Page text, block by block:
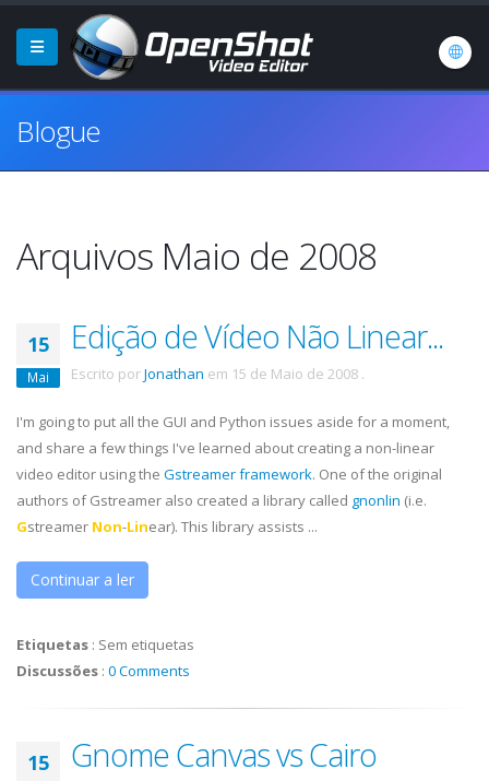
Blogue
Arquivos Maio de 2008
15
Mai
Edição de Vídeo Não Linear...
Escrito porJonathan em 15 de Maio de 2008 .
I'm going to put all the GUI and Python issues aside for a moment,
and share a few things I've learned about creating a non-linear
video editor using the Gstreamerframework. One of the original
authors ofGstreamer also created a library called gnonlin (i.e.
Gstreamer Non-Linear). This library assists ...
Continuar a ler
Etiquetas : Sem etiquetas
Discussões : 0 Comments
15 Gnome Canvas vs Cairo